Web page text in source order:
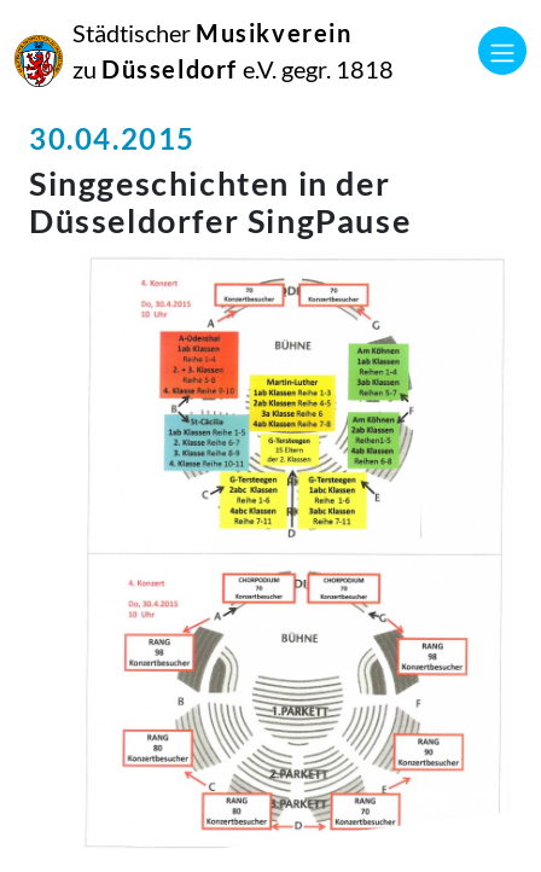
Städtischer Musikverein
zu Düsseldorf e.V. gegr. 1818
30.04.2015
Singgeschichten in der
Düsseldorfer SingPause